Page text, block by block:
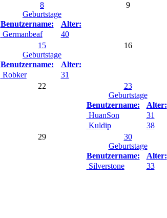
8
Geburtstage
Benutzername:
Alter:
Germanbeaf
40
9
15
Geburtstage
Benutzername:
Alter:
Robker
31
16
22
23
Geburtstage
Benutzername:
Alter:
HuanSon
31
Kuldip
38
29
30
Geburtstage
Benutzername:
Alter:
Silverstone
33